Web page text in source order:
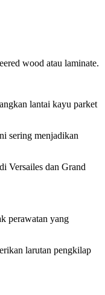
wood atau laminate.
lantai kayu parket
sering menjadikan
Versailes dan Grand
perawatan yang
larutan pengkilap